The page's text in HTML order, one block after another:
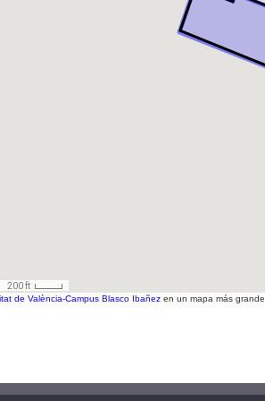
de València-Campus Blasco Ibañezen un mapa más grande